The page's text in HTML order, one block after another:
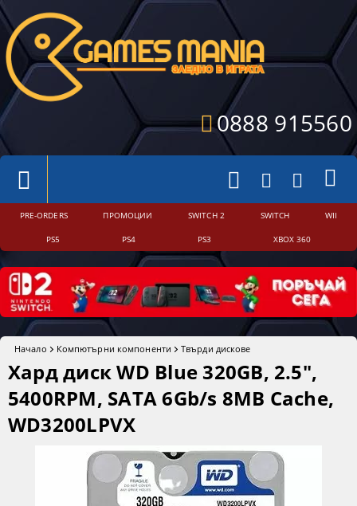
0888 915560
PRE-ORDERS ПРОМОЦИИ SWITCH 2 SWITCH WII
PS5 PS4 PS3 XBOX 360
Начало Компютърни компоненти Твърди дискове
Хард диск WD Blue 320GB, 2.5",
5400RPM, SATA 6Gb/s 8MB Cache,
WD3200LPVX